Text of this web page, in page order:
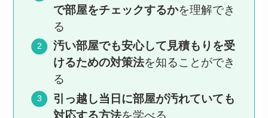
で部屋をチェックするかを理解でき
る
汚い部屋でも安心して見積もりを受
けるための対策法を知ることができ
る
引っ越し当日に部屋が汚れていても
対応する方法を学べる